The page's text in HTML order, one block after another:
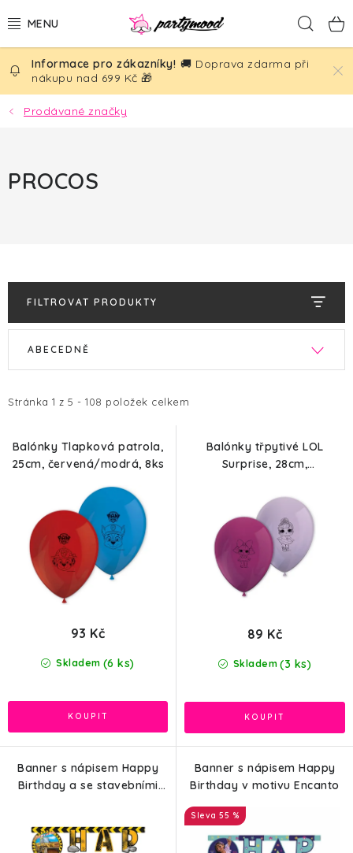
na
BALÓNKY
PÁRTY DEKORACE
TÉMATA
HALLOWEEN
SILVESTR
Vrácení zboží a reklamace
Hodnocení obchodu
🚚 Doprava zdarma při
nákupu nad 699 Kč 🎁
Prodávané značky
PROCOS
FILTROVAT PRODUKTY
i
p
r
Stránka 1 z 5 - 108 položek celkem
e
p
ABECEDNĚ
Balónky Tlapková patrola,
25cm, červená/modrá, 8ks
Skladem (6 ks)
93 Kč
Balónky třpytivé LOL
Surprise, 28cm,
Skladem (3 ks)
89 Kč
Banner s nápisem Happy
Birthday a se stavebními
Banner s nápisem Happy
Birthday v motivu Encanto
55 %